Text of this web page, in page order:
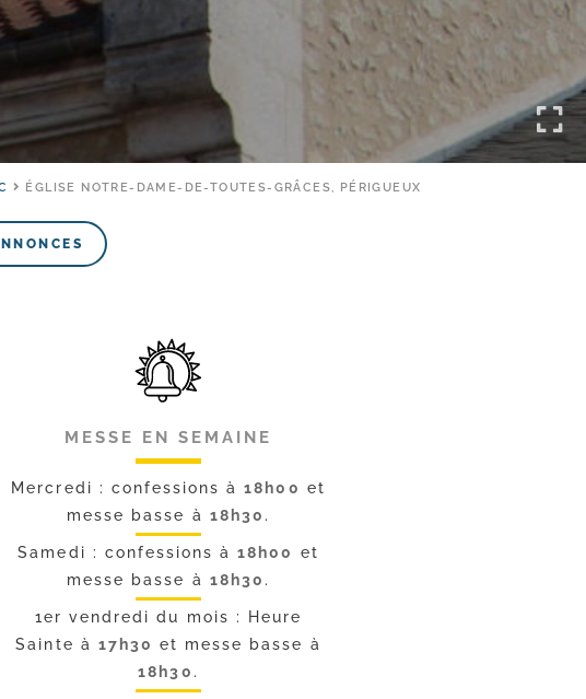
ÉGLISE NOTRE-​DAME-​DE-​TOUTES-​GRÂCES, PÉRIGUEUX
MESSE EN SEMAINE
Mercredi : confessions à18h00 et
messe basse à 18h30 .
Samedi : confessions à18h00
et
messe basse à 18h30 .
1er vendredi du mois : Heure
Sainte à 17h30 et messe basse à
18h30 .